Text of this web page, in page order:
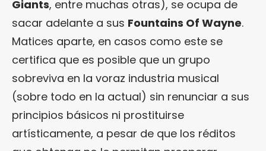
Giants, entre muchas otras), se ocupa de
sacar adelante a sus Fountains Of Wayne.
Matices aparte, en casos como este se
certifica que es posible que un grupo
sobreviva en la voraz industria musical
(sobre todo en la actual) sin renunciar a sus
principios básicos ni prostituirse
artísticamente, a pesar de que los réditos